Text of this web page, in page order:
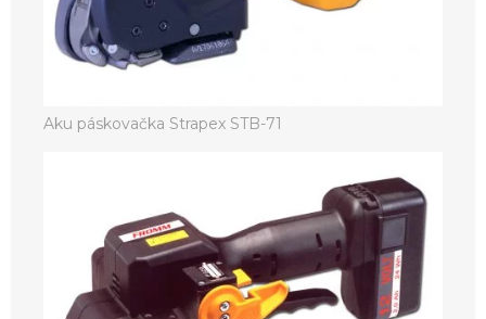
Aku páskovačka Strapex STB-71